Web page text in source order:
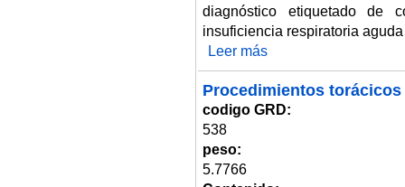
diagnóstico etiquetado de
insuficiencia respiratoria
Leer más
Procedimientos
codigo GRD:
538
peso:
5.7766